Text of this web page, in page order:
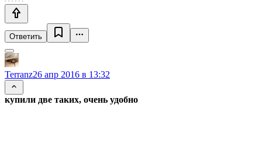
Ответить
Terranz26 апр 2016 в 13:32
купили две таких, очень удобно